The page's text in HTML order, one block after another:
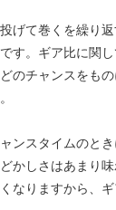
げて巻くを繰り
す。ギア比に関
のチャンスをも
ンスタイムのと
かしさはあまり味
なりますから、